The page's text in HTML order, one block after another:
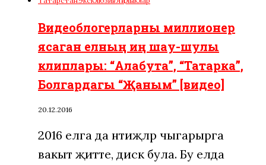
Видеоблогерларны миллионер
ясаган елның иң шау-шулы
клиплары: “Алабута”, “Татарка”,
Болгардагы “Җаным” [видео]
20.12.2016
2016 елга да нәтиҗәләр чыгарырга
вакыт җитте, дисәк була. Бу елда